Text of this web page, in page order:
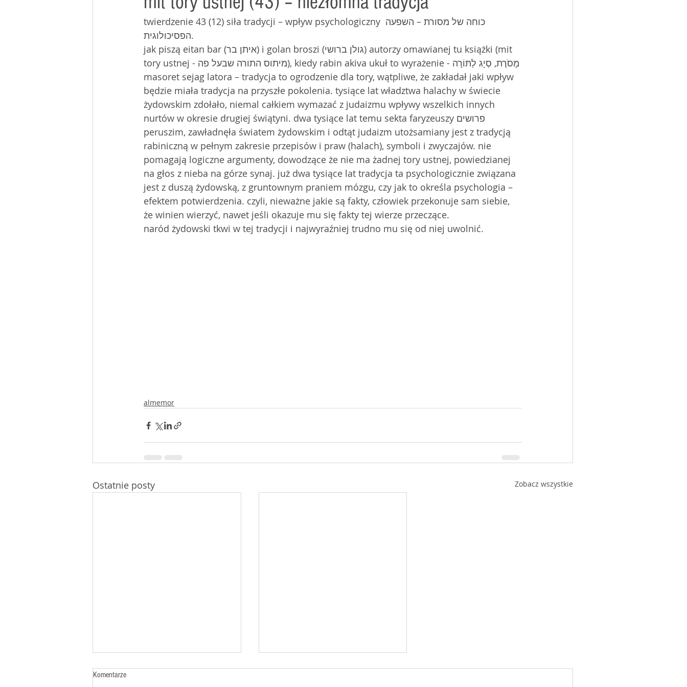
mój stolik w kafétwierdzenie 43 (12) siła tradycji – wpływ psychologiczny כוחה של מסורת – השפעה
הפסיכולוגית.
jak piszą eitan bar (איתן בר) i golan broszi (גולן ברושי) autorzy omawianej tu książki (mit
tory ustnej - מיתוס התורה שבעל פה), kiedy rabin akiva ukuł to wyrażenie - מָסֹרֶת, סְיָג לַתּוֹרָה
masoret sejag latora – tradycja to ogrodzenie dla tory, wątpliwe, że zakładał jaki wpływ
będzie miała tradycja na przyszłe pokolenia. tysiące lat władztwa halachy w świecie
żydowskim zdołało, niemal całkiem wymazać z judaizmu wpływy wszelkich innych
nurtów w okresie drugiej świątyni. dwa tysiące lat temu sekta faryzeuszy פרושים
peruszim, zawładnęła światem żydowskim i odtąt judaizm utożsamiany jest z tradycją
rabiniczną w pełnym zakresie przepisów i praw (halach), symboli i zwyczajów. nie
pomagają logiczne argumenty, dowodzące że nie ma żadnej tory ustnej, powiedzianej
na głos z nieba na górze synaj. już dwa tysiące lat tradycja ta psychologicznie związana
jest z duszą żydowską, z gruntownym praniem mózgu, czy jak to określa psychologia –
efektem potwierdzenia. czyli, nieważne jakie są fakty, człowiek przekonuje sam siebie,
że winien wierzyć, nawet jeśli okazuje mu się fakty tej wierze przeczące.
naród żydowski tkwi w tej tradycji i najwyraźniej trudno mu się od niej uwolnić.
almemor
Ostatnie posty Zobacz wszystkie
Komentarze